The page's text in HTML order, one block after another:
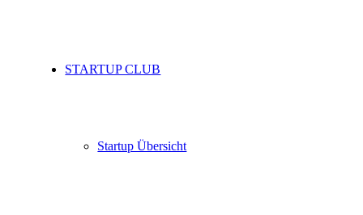
STARTUP CLUB
Startup Übersicht